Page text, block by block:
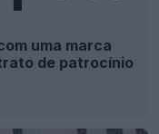
uma marca
de patrocínio